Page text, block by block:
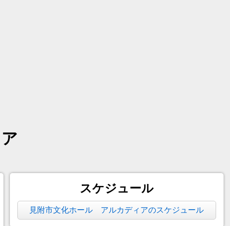
スケジュール
見附市文化ホール アルカディアのスケジュール